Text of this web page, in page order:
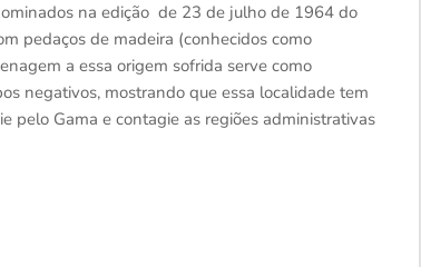
na edição de 23 de julho de 1964 do
pedaços de madeira (conhecidos como
a essa origem sofrida serve como
negativos, mostrando que essa localidade tem
pelo Gama e contagie as regiões administrativas